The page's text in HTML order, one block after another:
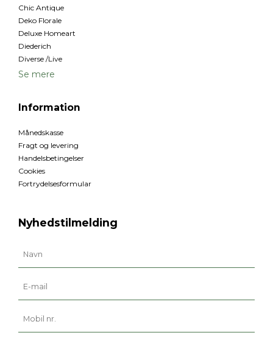
Chic Antique
Deko Florale
Deluxe Homeart
Diederich
Diverse /Live
Se mere
Information
Månedskasse
Fragt og levering
Handelsbetingelser
Cookies
Fortrydelsesformular
Nyhedstilmelding